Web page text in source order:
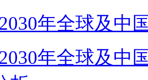
年全球及中
年全球及中